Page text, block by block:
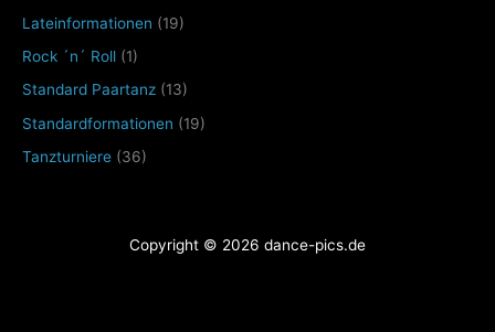
Lateinformationen (19)
Rock ´n´ Roll (1)
Standard Paartanz (13)
Standardformationen (19)
Tanzturniere (36)
Copyright © 2026 dance-pics.de